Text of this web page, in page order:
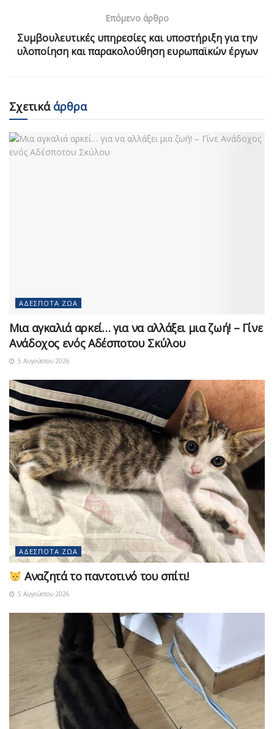
Επόμενο άρθρο
Συμβουλευτικές υπηρεσίες και υποστήριξη για την
υλοποίηση και παρακολούθηση ευρωπαϊκών έργων
Σχετικάάρθρα
ΑΔΈΣΠΟΤΑ ΖΏΑ
Μια αγκαλιά αρκεί… για να αλλάξει μια ζωή! – Γίνε
Ανάδοχος ενός Αδέσποτου Σκύλου
5 Αυγούστου 2026
ΑΔΈΣΠΟΤΑ ΖΏΑ
Αναζητά το παντοτινό του σπίτι!
5 Αυγούστου 2026